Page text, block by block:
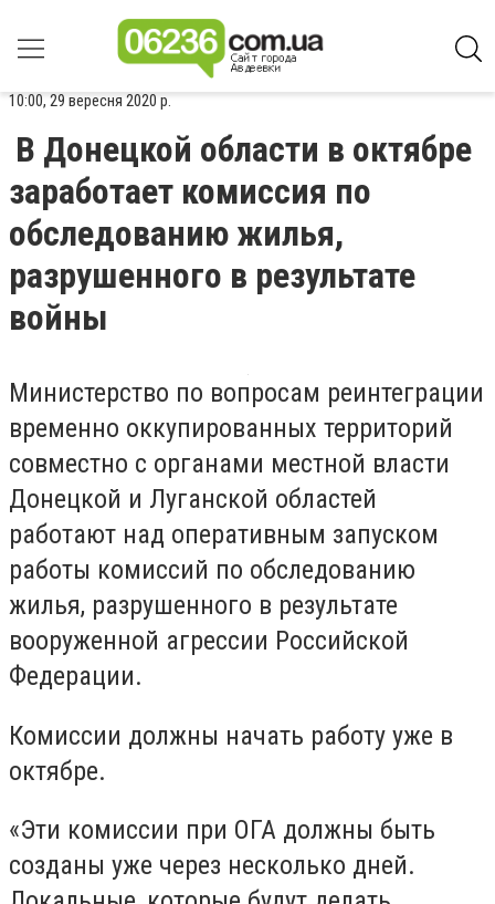
10:00, 29 вересня 2020 р.
В Донецкой области в октябре
заработает комиссия по
обследованию жилья,
разрушенного в результате
войны
Министерство по вопросам реинтеграции
временно оккупированных территорий
совместно с органами местной власти
Донецкой и Луганской областей
работают над оперативным запуском
работы комиссий по обследованию
жилья, разрушенного в результате
вооруженной агрессии Российской
Федерации.
Комиссии должны начать работу уже в
октябре.
«Эти комиссии при ОГА должны быть
созданы уже через несколько дней.